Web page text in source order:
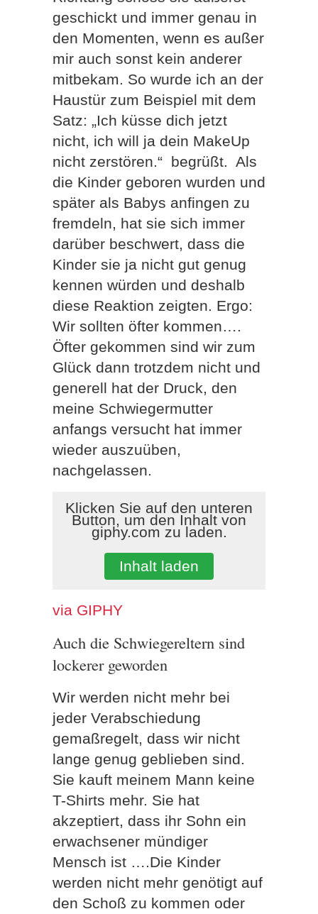
geschickt und immer genau in
den Momenten, wenn es außer
mir auch sonst kein anderer
mitbekam. So wurde ich an der
Haustür zum Beispiel mit dem
Satz: „Ich küsse dich jetzt
nicht, ich will ja dein MakeUp
nicht zerstören.“ begrüßt. Als
die Kinder geboren wurden und
später als Babys anfingen zu
fremdeln, hat sie sich immer
darüber beschwert, dass die
Kinder sie ja nicht gut genug
kennen würden und deshalb
diese Reaktion zeigten. Ergo:
Wir sollten öfter kommen….
Öfter gekommen sind wir zum
Glück dann trotzdem nicht und
generell hat der Druck, den
meine Schwiegermutter
anfangs versucht hat immer
wieder auszuüben,
nachgelassen.
Klicken Sie auf den unteren
Button, um den Inhalt von
giphy.com zu laden.
Inhalt laden
via GIPHY
Auch die Schwiegereltern sind
lockerer geworden
Wir werden nicht mehr bei
jeder Verabschiedung
gemaßregelt, dass wir nicht
lange genug geblieben sind.
Sie kauft meinem Mann keine
T-Shirts mehr. Sie hat
akzeptiert, dass ihr Sohn ein
erwachsener mündiger
Mensch ist ….Die Kinder
werden nicht mehr genötigt auf
den Schoß zu kommen oder